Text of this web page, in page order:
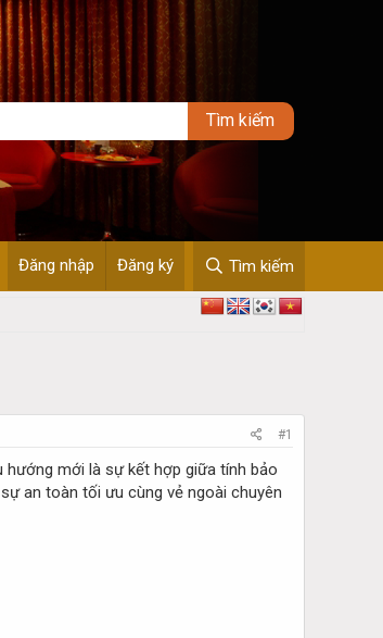
Đăng nhập Đăng ký Tìm kiếm
#1
mới là sự kết hợp giữa tính bảo
an toàn tối ưu cùng vẻ ngoài chuyên